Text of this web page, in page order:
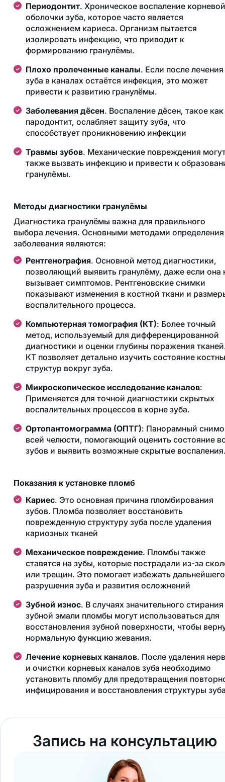
Периодонтит. Хроническое воспаление корневой
оболочки зуба, которое часто является
осложнением кариеса. Организм пытается
изолировать инфекцию, что приводит к
формированию гранулёмы​.
Плохо пролеченные каналы. Если после лечения
зуба в каналах остаётся инфекция, это может
привести к развитию гранулёмы​.
Заболевания дёсен. Воспаление дёсен, такое как
пародонтит, ослабляет защиту зуба, что
способствует проникновению инфекции​
Травмы зубов. Механические повреждения
также вызвать инфекцию и привести к
гранулёмы.
Методы диагностики гранулёмы
Диагностика гранулёмы важна для правильного
выбора лечения. Основными методами определения
заболевания являются:
Рентгенография. Основной метод диагностики,
позволяющий выявить гранулёму, даже если она
вызывает симптомов. Рентгеновские снимки
показывают изменения в костной ткани и
воспалительного процесса​.
Компьютерная томография (КТ): Более точный
метод, используемый для дифференцированной
диагностики и оценки глубины поражения
КТ позволяет детально изучить состояние
структур вокруг зуба​.
Микроскопическое исследование каналов:
Применяется для точной диагностики скрытых
воспалительных процессов в корне зуба​.
Ортопантомограмма (ОПТГ): Панорамный
всей челюсти, помогающий оценить состояние
зубов и выявить возможные скрытые
Показания к установке пломб
Кариес. Это основная причина пломбирования
зубов. Пломба позволяет восстановить
поврежденную структуру зуба после удаления
кариозных тканей​
Механическое повреждение. Пломбы также
ставятся на зубы, которые пострадали из-за
или трещин. Это помогает избежать дальнейшего
разрушения зуба и развития осложнений​
Зубной износ. В случаях значительного стирания
зубной эмали пломбы могут использоваться для
восстановления зубной поверхности, чтобы
нормальную функцию жевания​.
Лечение корневых каналов. После удаления
и очистки корневых каналов зуба необходимо
установить пломбу для предотвращения
инфицирования и восстановления структуры
Запись на консультацию